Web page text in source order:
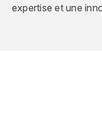
expertise et une